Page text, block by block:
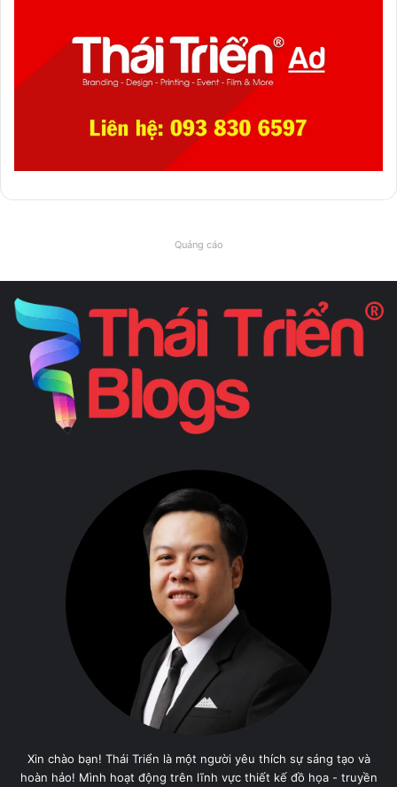
Quảng cáo
Xin chào bạn! Thái Triển là một người yêu thích sự sáng tạo và
hoàn hảo! Mình hoạt động trên lĩnh vực thiết kế đồ họa - truyền